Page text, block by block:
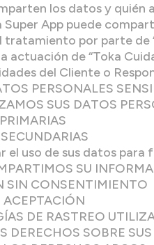
los datos y
Super App puede
tratamiento por parte de
actuación de “Toka
del Cliente o
PERSONALES
SUS DATOS
el uso de sus datos para
SU
SIN CONSENTIMIENTO
ACEPTACIÓN
DE RASTREO
DERECHOS SOBRE